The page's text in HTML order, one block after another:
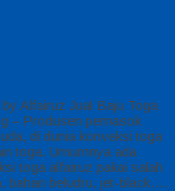
Alfairuz Jual Baju Toga
– Produsen pemasok
di dunia konveksi toga
toga. Umumnya ada
toga alfairuz pakai salah
bahan beludru, jet-black….